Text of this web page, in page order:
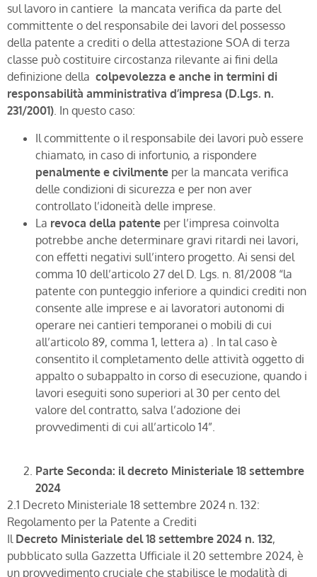
sul lavoro in cantiere la mancata verifica da parte del
committente o del responsabile dei lavori del possesso
della patente a crediti o della attestazione SOA di terza
classe può costituire circostanza rilevante ai fini della
definizione della colpevolezza e anche in termini di
responsabilità amministrativa d’impresa (D.Lgs. n.
231/2001). In questo caso:
Il committente o il responsabile dei lavori può essere
chiamato, in caso di infortunio, a rispondere
penalmente e civilmente per la mancata verifica
delle condizioni di sicurezza e per non aver
controllato l’idoneità delle imprese.
La revoca della patente per l’impresa coinvolta
potrebbe anche determinare gravi ritardi nei lavori,
con effetti negativi sull’intero progetto. Ai sensi del
comma 10 dell’articolo 27 del D. Lgs. n. 81/2008 “la
patente con punteggio inferiore a quindici crediti non
consente alle imprese e ai lavoratori autonomi di
operare nei cantieri temporanei o mobili di cui
all’articolo 89, comma 1, lettera a) . In tal caso è
consentito il completamento delle attività oggetto di
appalto o subappalto in corso di esecuzione, quando i
lavori eseguiti sono superiori al 30 per cento del
valore del contratto, salva l’adozione dei
provvedimenti di cui all’articolo 14”.
Parte Seconda: il decreto Ministeriale 18 settembre
2024
2.1 Decreto Ministeriale 18 settembre 2024 n. 132:
Regolamento per la Patente a Crediti
Il Decreto Ministeriale del 18 settembre 2024 n. 132,
pubblicato sulla Gazzetta Ufficiale il 20 settembre 2024, è
un provvedimento cruciale che stabilisce le modalità di